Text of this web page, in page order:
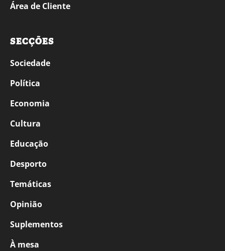
Área de Cliente
SECÇÕES
Sociedade
Política
Economia
Cultura
Educação
Desporto
Temáticas
Opinião
Suplementos
À mesa